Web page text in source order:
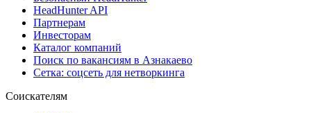
HeadHunter API
Партнерам
Инвесторам
Каталог компаний
Поиск по вакансиям в Азнакаево
Сетка: соцсеть для нетворкинга
Соискателям